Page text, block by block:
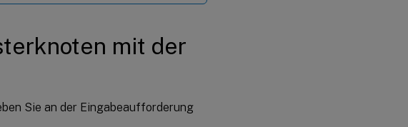
mit der
Sie an der Eingabeaufforderung